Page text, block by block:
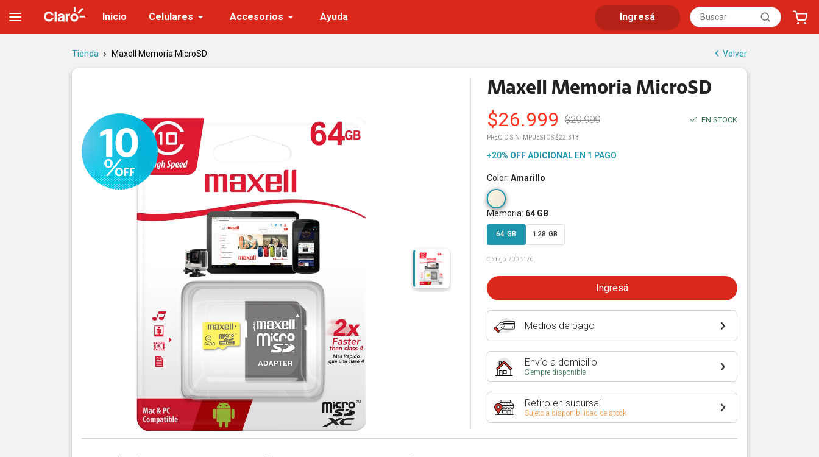
Inicio Celulares Accesorios Ayuda Ingresá
Tienda Maxell Memoria MicroSD Volver
Maxell Memoria MicroSD
$26.999 $29.999 EN STOCK
PRECIO SIN IMPUESTOS $22.313
+20% OFF ADICIONAL EN 1 PAGO
Color: Amarillo
Memoria: 64 GB
64 GB 128 GB
Código:7004176
Ingresá
Medios de pago
Envío a domicilio
Siempre disponible
Retiro en sucursal
Sujeto a disponibilidad de stock
Micro SD Maxell: Almacena Más | Tienda Claro